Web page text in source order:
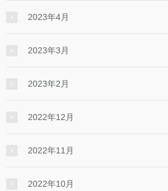
2023年4月
2023年3月
2023年2月
2022年12月
2022年11月
2022年10月